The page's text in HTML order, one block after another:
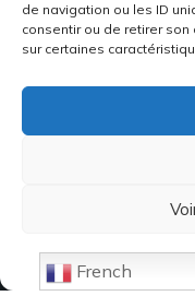
de navigation ou les ID
consentir ou de retirer
sur certaines
French